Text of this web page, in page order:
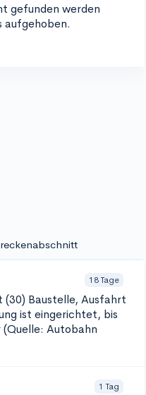
gefunden werden
aufgehoben.
18 Tage
(30) Baustelle, Ausfahrt
ist eingerichtet, bis
Autobahn
1 Tag